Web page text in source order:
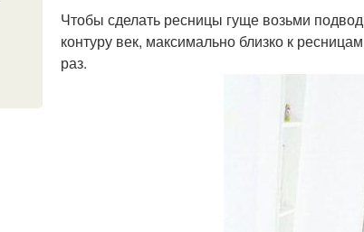
Чтобы сделать ресницы гуще возьми
контуру век, максимально близко к
раз.